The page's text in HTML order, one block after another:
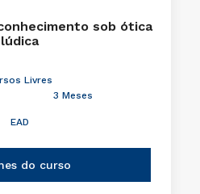
sob ótica
lúdica
Livres
3 Meses
EAD
do curso